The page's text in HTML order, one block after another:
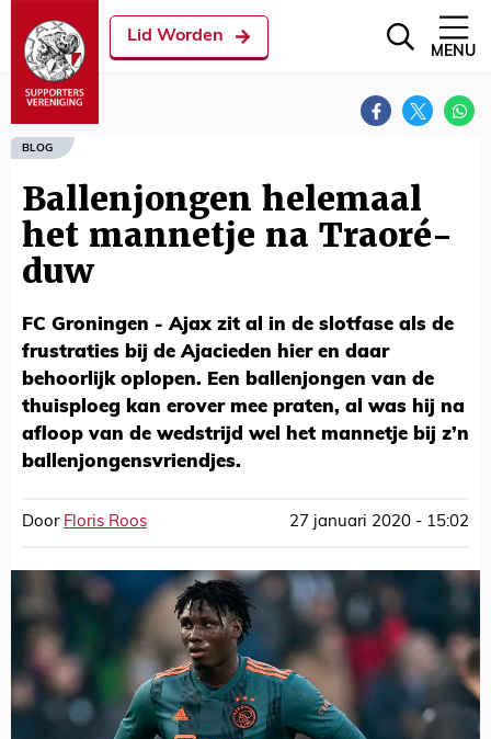
Lid Worden
MENU
BLOG
Ballenjongen helemaal
het mannetje na Traoré-
duw
FC Groningen - Ajax zit al in de slotfase als de
frustraties bij de Ajacieden hier en daar
behoorlijk oplopen. Een ballenjongen van de
thuisploeg kan erover mee praten, al was hij na
afloop van de wedstrijd wel het mannetje bij z’n
ballenjongensvriendjes.
Door Floris Roos 27 januari 2020 - 15:02